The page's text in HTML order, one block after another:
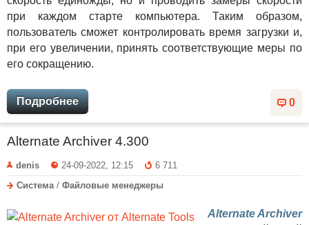
при каждом старте компьютера. Таким образом,
пользователь сможет контролировать время загрузки и,
при его увеличении, принять соответствующие меры по
его сокращению.
0
Подробнее
Alternate Archiver 4.300
denis 24-09-2022, 12:15
6 711
Система / Файловые менеджеры
Alternate Archiver